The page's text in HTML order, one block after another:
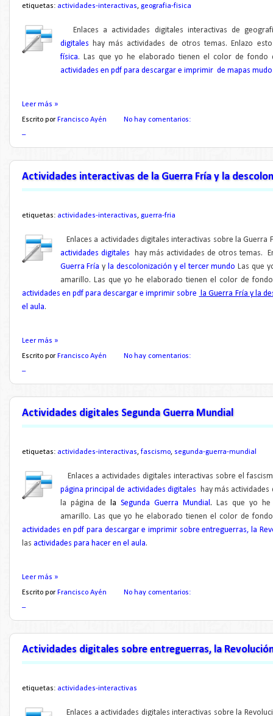
etiquetas: actividades-interactivas, geografia-fisica
Enlaces a actividades digitales interactivas de
digitales hay más actividades de otros temas.
Enlazo
física.
Las que yo he elaborado tienen el color de
actividades en pdf para descargar e imprimir de mapas
Leer más »
Escrito por Francisco Ayén
No hay comentarios:
Actividades interactivas de la Guerra Fría y la
etiquetas: actividades-interactivas, guerra-fria
Enlaces a actividades digitales interactivas sobre la Guerra
actividades digitales
hay más actividades de otros temas.
Guerra Fría y la descolonización y el tercer mundo Las que
amarillo.
Las que yo he elaborado tienen el color de
actividades en pdf para descargar e imprimir sobre
la Guerra Fría y la
el aula.
Leer más »
Escrito por Francisco Ayén
No hay comentarios:
Actividades digitales Segunda Guerra Mundial
etiquetas: actividades-interactivas, fascismo, segunda-guerra-mundial
Enlaces a actividades digitales interactivas sobre el
página principal de actividades digitales
hay más
la página de
la Segunda Guerra Mundial.
Las que yo
amarillo.
Las que yo he elaborado tienen el color de
actividades en pdf para descargar e imprimir sobre entreguerras, la
las actividades para hacer en el aula.
Leer más »
Escrito por Francisco Ayén
No hay comentarios:
Actividades digitales sobre entreguerras, la
etiquetas: actividades-interactivas
Enlaces a actividades digitales interactivas sobre la